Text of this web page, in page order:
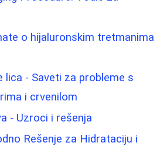
o hijaluronskim tretmanima
lica - Saveti za probleme s
i crvenilom
- Uzroci i rešenja
Rešenje za Hidrataciju i